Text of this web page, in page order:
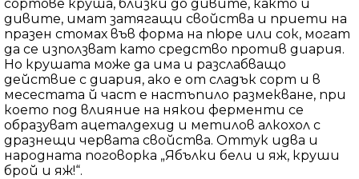
сортове круша, близки до дивите, както и
дивите, имат затягащи свойства и приети на
празен стомах във форма на пюре или сок, могат
да се използват като средство против диария.
Но крушата може да има и разслабващо
действие с диария, ако е от сладък сорт и в
месестата й част е настъпило размекване, при
което под влияние на някои ферменти се
образуват ацеталдехид и метилов алкохол с
дразнещи червата свойства. Оттук идва и
народната поговорка „Ябълки бели и яж, круши
брой и яж!“.